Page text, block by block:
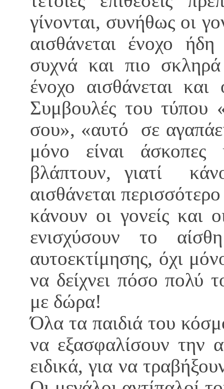
γίνονται, συνήθως οι
αισθάνεται ένοχο
συχνά και πιο σκληρά
ένοχο αισθάνεται και
Συμβουλές του τύπου
σου», «αυτό σε
μόνο είναι άσκοπες
βλάπτουν, γιατί
αισθάνεται
κάνουν οι γονείς και
ενισχύσουν το
αυτοεκτίμησης, όχι
να δείχνει πόσο πολύ
με δώρα!
Όλα τα παιδιά του
να εξασφαλίσουν την
ειδικά, για να